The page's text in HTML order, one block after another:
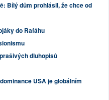
Bílý dům prohlásil, že chce od
do Rafáhu
dluhopisů
USA je globálním